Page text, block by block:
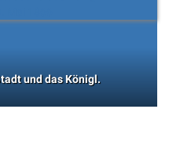
und das Königl.